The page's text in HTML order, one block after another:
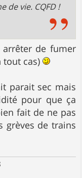
de vie. CQFD !
de fumer
tout cas)
parait sec mais
pour que ça
fait de ne pas
grèves de trains